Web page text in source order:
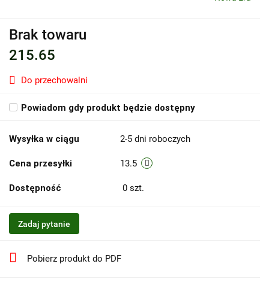
Brak towaru
215.65
Do przechowalni
Powiadom gdy produkt będzie dostępny
Wysyłka w ciągu 2-5 dni roboczych
Cena przesyłki 13.5
Dostępność 0 szt.
Zadaj pytanie
Pobierz produkt do PDF